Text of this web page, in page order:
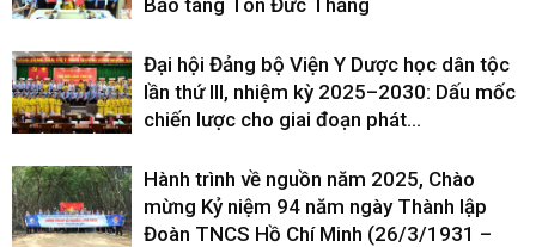
Đại hội Đảng bộ Viện Y Dược học dân tộc
lần thứ III, nhiệm kỳ 2025–2030: Dấu mốc
chiến lược cho giai đoạn phát...
Hành trình về nguồn năm 2025, Chào
mừng Kỷ niệm 94 năm ngày Thành lập
Đoàn TNCS Hồ Chí Minh (26/3/1931 –